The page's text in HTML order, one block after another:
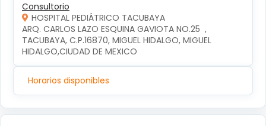
Consultorio
HOSPITAL PEDIÁTRICO TACUBAYA
ARQ. CARLOS LAZO ESQUINA GAVIOTA NO.25  ,
TACUBAYA, C.P.16870, MIGUEL HIDALGO, MIGUEL
HIDALGO,CIUDAD DE MEXICO
Horarios disponibles